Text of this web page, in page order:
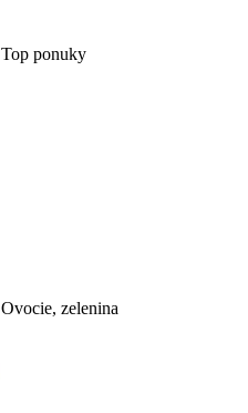
Top ponuky
Ovocie, zelenina